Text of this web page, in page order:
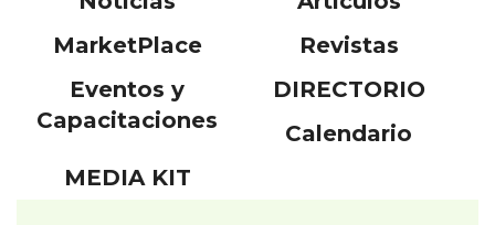
MarketPlace
Revistas
Eventos y
Capacitaciones
DIRECTORIO
Calendario
MEDIA KIT